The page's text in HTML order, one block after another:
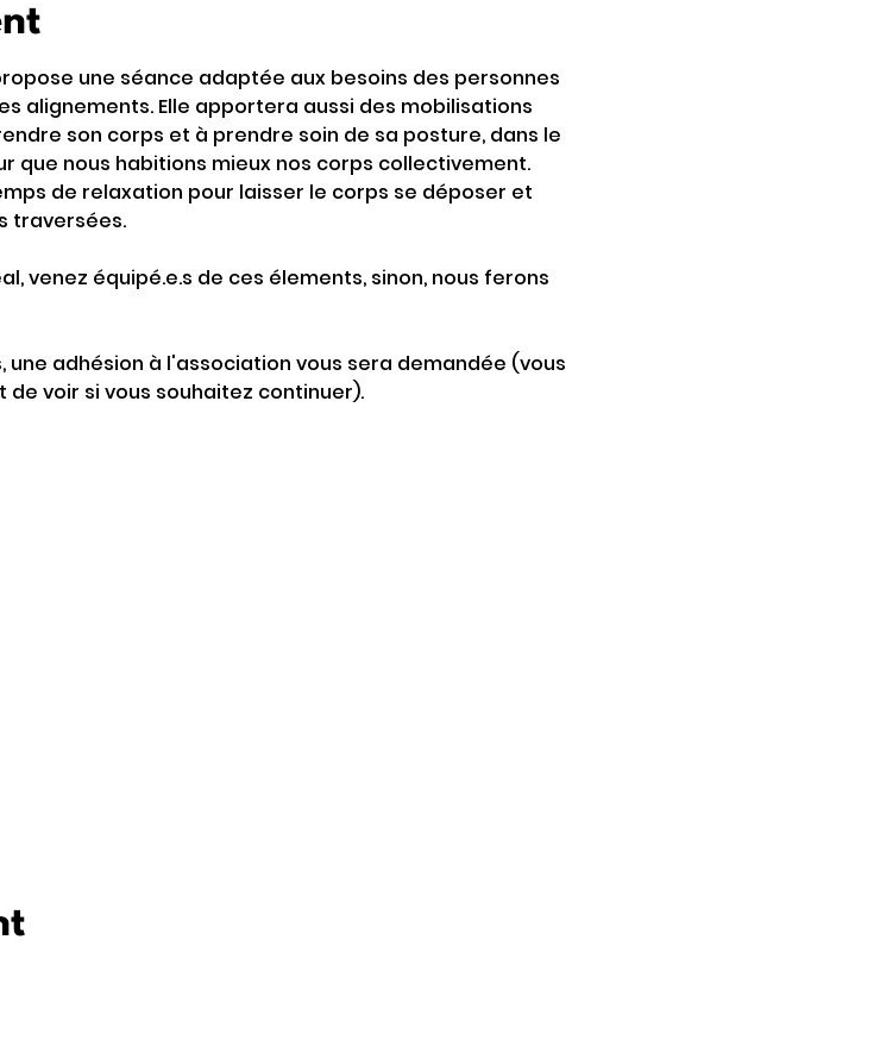
une séance adaptée aux besoins des personnes
alignements. Elle apportera aussi des mobilisations
son corps et à prendre soin de sa posture, dans le
que nous habitions mieux nos corps collectivement.
de relaxation pour laisser le corps se déposer et
traversées.
venez équipé.e.s de ces élements, sinon, nous ferons
adhésion à l'association vous sera demandée (vous
voir si vous souhaitez continuer).